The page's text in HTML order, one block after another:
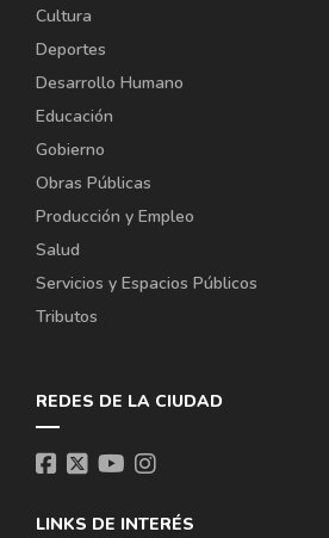
Cultura
Deportes
Desarrollo Humano
Educación
Gobierno
Obras Públicas
Producción y Empleo
Salud
Servicios y Espacios Públicos
Tributos
REDES DE LA CIUDAD
LINKS DE INTERÉS